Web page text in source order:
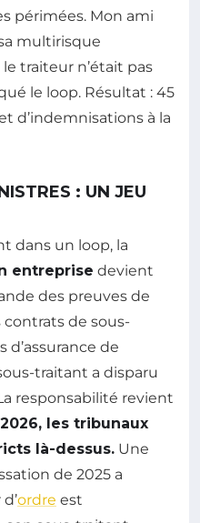
périmées. Mon ami
multirisque
traiteur n’était pas
le loop. Résultat : 45
d’indemnisations à la
: UN JEU
dans un loop, la
entreprise devient
des preuves de
de sous-
de
traitant a disparu
responsabilité revient
les tribunaux
là-dessus. Une
de 2025 a
ordre est